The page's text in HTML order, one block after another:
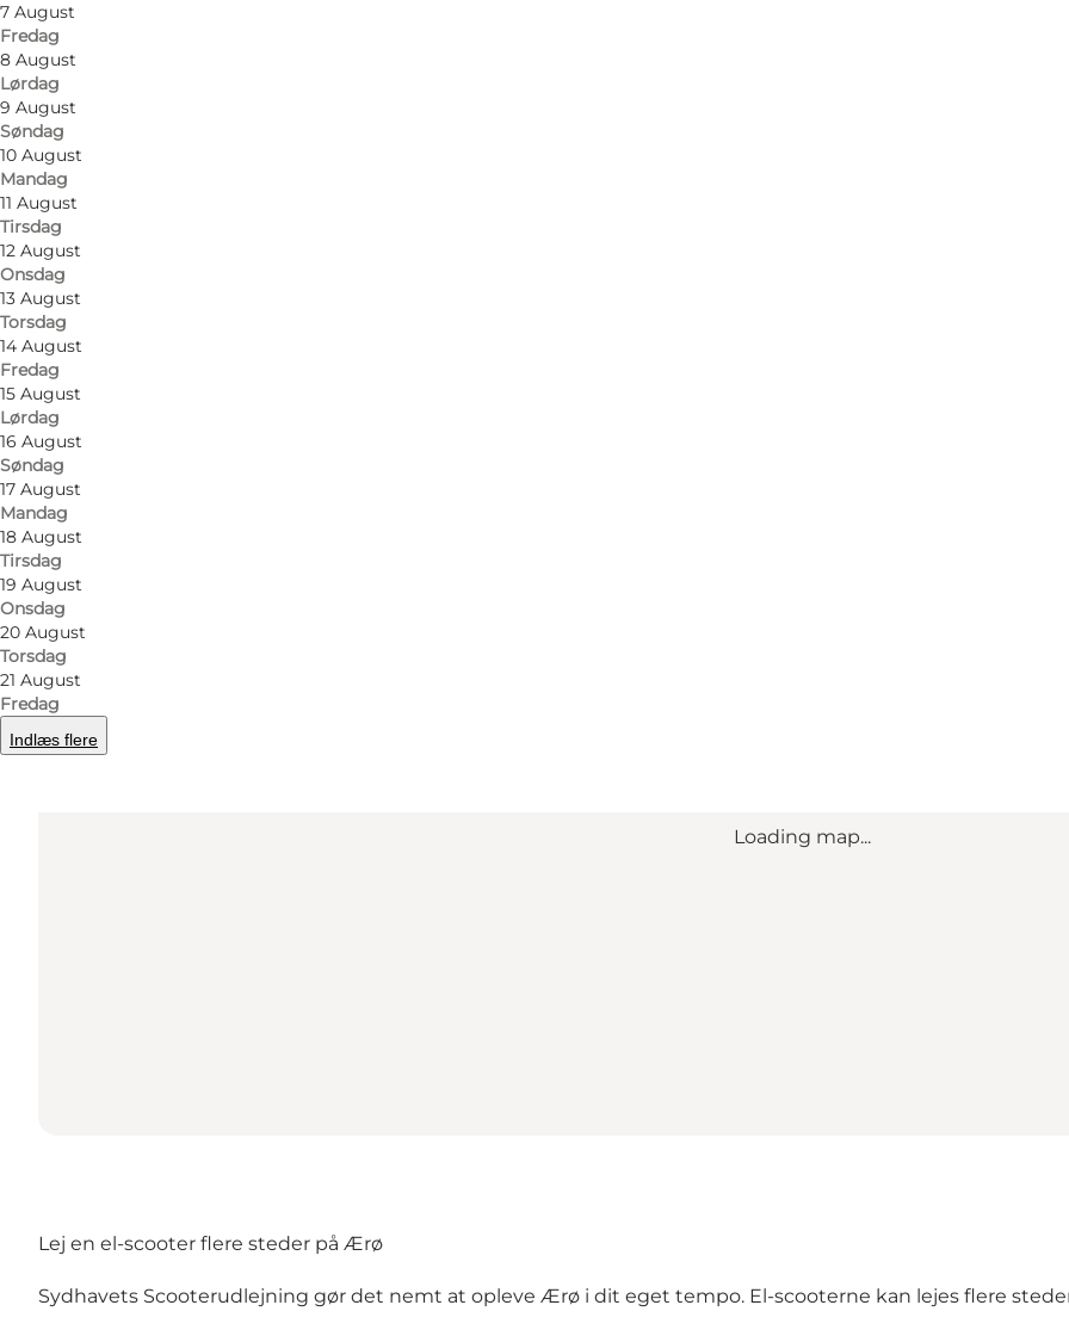
7 August
Fredag
8 August
Lørdag
9 August
Søndag
10 August
Mandag
11 August
Tirsdag
12 August
Onsdag
13 August
Torsdag
14 August
Fredag
15 August
Lørdag
16 August
Søndag
17 August
Mandag
18 August
Tirsdag
19 August
Onsdag
20 August
Torsdag
21 August
Fredag
Indlæs flere
Læs mere
Loading map...
Lej en el-scooter flere steder på Ærø
Sydhavets Scooterudlejning gør det nemt at opleve Ærø i dit eget tempo. El-scooterne kan lejes flere